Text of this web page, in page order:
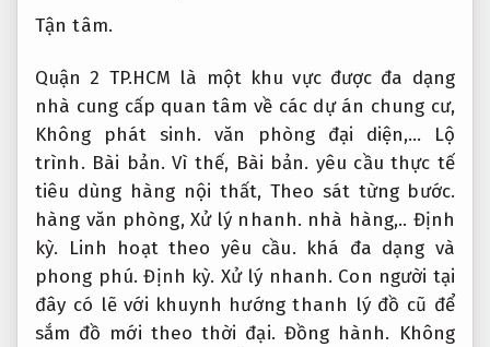
Tận tâm.
Quận 2 TP.HCM là một khu vực được đa dạng
nhà cung cấp quan tâm về các dự án chung cư,
Không phát sinh. văn phòng đại diện,…
Lộ
trình. Bài bản. Vì thế, Bài bản. yêu cầu thực tế
tiêu dùng hàng nội thất, Theo sát từng bước.
hàng văn phòng, Xử lý nhanh. nhà hàng,.. Định
kỳ.
Linh hoạt theo yêu cầu. khá đa dạng và
phong phú.Định kỳ. Xử lý nhanh. Con người tại
đây có lẽ với khuynh hướng thanh lý đồ cũ để
sắm đồ mới theo thời đại. Đồng hành. Không